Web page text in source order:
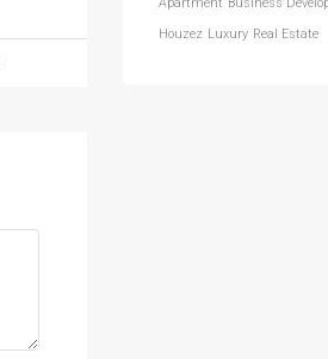
Houzez Luxury Real Estate